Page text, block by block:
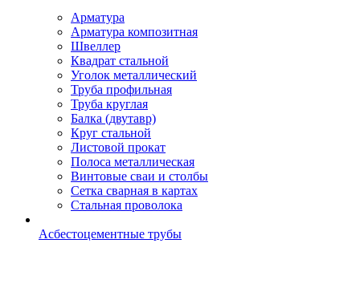
Арматура
Арматура композитная
Швеллер
Квадрат стальной
Уголок металлический
Труба профильная
Труба круглая
Балка (двутавр)
Круг стальной
Листовой прокат
Полоса металлическая
Винтовые сваи и столбы
Сетка сварная в картах
Стальная проволока
Асбестоцементные трубы